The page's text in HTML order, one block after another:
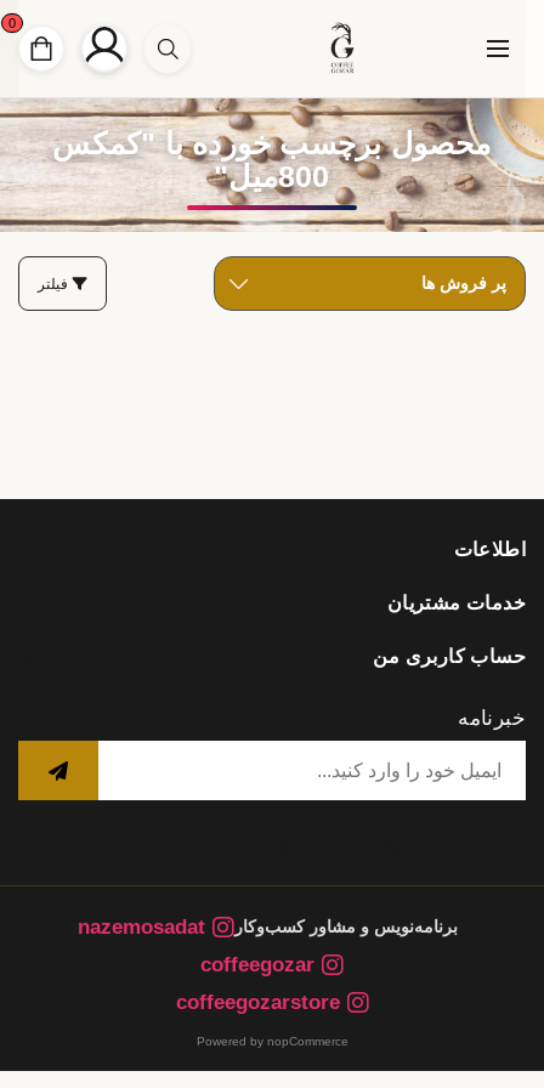
0
محصول برچسب خورده با "کمکس
800میل"
فیلتر
اطلاعات
خدمات مشتریان
حساب کاربری من
خبرنامه
برنامه‌نویس و مشاور کسب‌وکار
nazemosadat
coffeegozar
coffeegozarstore
Powered by nopCommerce